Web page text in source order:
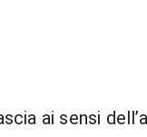
ai sensi